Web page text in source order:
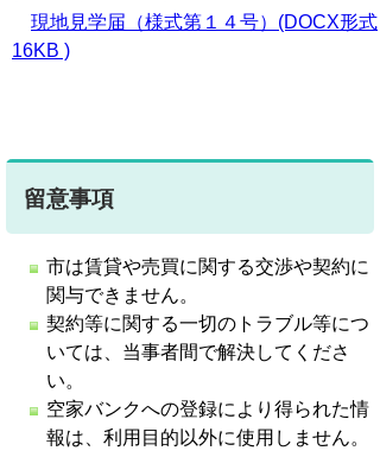
現地見学届（様式第１４号）(DOCX形式
16KB )
留意事項
市は賃貸や売買に関する交渉や契約に
関与できません。
契約等に関する一切のトラブル等につ
いては、当事者間で解決してくださ
い。
空家バンクへの登録により得られた情
報は、利用目的以外に使用しません。